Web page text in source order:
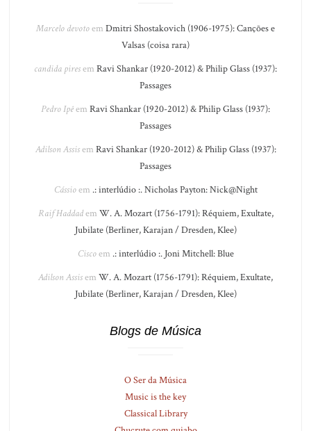
Marcelo devotoem Dmitri Shostakovich (1906-1975): Canções e
Valsas (coisa rara)
candida piresem Ravi Shankar (1920-2012) & Philip Glass (1937):
Passages
Pedro Ipêem Ravi Shankar (1920-2012) & Philip Glass (1937):
Passages
Adilson Assisem Ravi Shankar (1920-2012) & Philip Glass (1937):
Passages
Cássioem .: interlúdio :. Nicholas Payton: Nick@Night
Raif Haddadem W. A. Mozart (1756-1791): Réquiem, Exultate,
Jubilate (Berliner, Karajan / Dresden, Klee)
Ciscoem .: interlúdio :. Joni Mitchell: Blue
Adilson Assisem W. A. Mozart (1756-1791): Réquiem, Exultate,
Jubilate (Berliner, Karajan / Dresden, Klee)
Blogs de Música
O Ser da Música
Music is the key
Classical Library